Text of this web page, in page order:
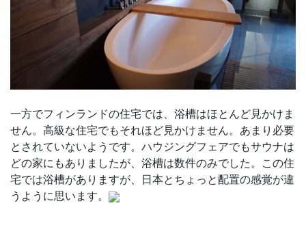
一方でフィンランドの住宅では、浴槽はほとんど見かけま
せん。高級な住宅でもそれほど見かけません。あまり必要
とされていないようです。ハウジングフェアでもサウナは
どの家にもありましたが、浴槽は数件のみでした。この住
宅では浴槽がありますが、日本とちょっと配置の感覚が違
うように思います。